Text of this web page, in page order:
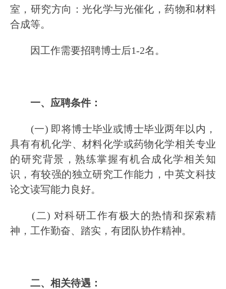
室，研究方向：光化学与光催化，药物和材料
合成等。
因工作需要招聘博士后1-2名。
一、应聘条件：
(一) 即将博士毕业或博士毕业两年以内，
具有有机化学、材料化学或药物化学相关专业
的研究背景，熟练掌握有机合成化学相关知
识，有较强的独立研究工作能力，中英文科技
论文读写能力良好。
(二) 对科研工作有极大的热情和探索精
神，工作勤奋、踏实，有团队协作精神。
二、相关待遇：